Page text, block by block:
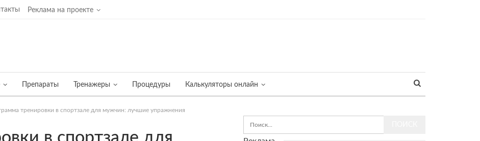
Реклама на проекте
Препараты Тренажеры Процедуры Калькуляторы онлайн
тренировки в спортзале для мужчин: лучшие упражнения